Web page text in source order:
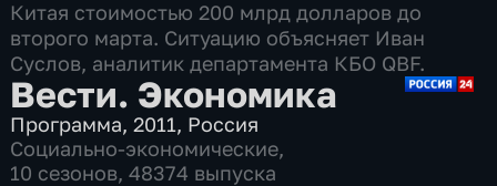
Китая стоимостью 200 млрд долларов до
второго марта. Ситуацию объясняет Иван
Суслов, аналитик департамента КБО QBF.
Вести. Экономика
Программа,2011, Россия
Социально-экономические,
10 сезонов, 48374 выпуска